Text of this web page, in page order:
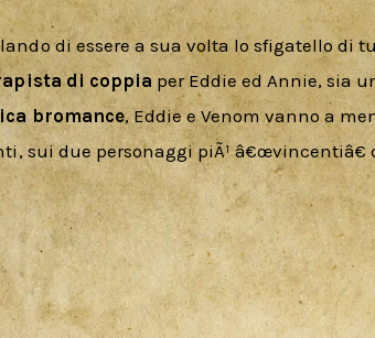
di essere a sua volta lo sfigatello di
di coppia per Eddie ed Annie, sia
bromance, Eddie e Venom vanno a
sui due personaggi piÃ¹ â€œvincentiâ€